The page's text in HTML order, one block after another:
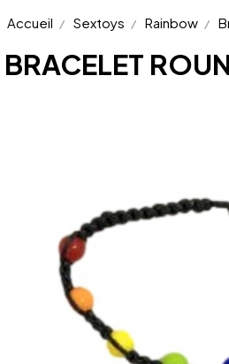
Accueil Sextoys Rainbow
BRACELET